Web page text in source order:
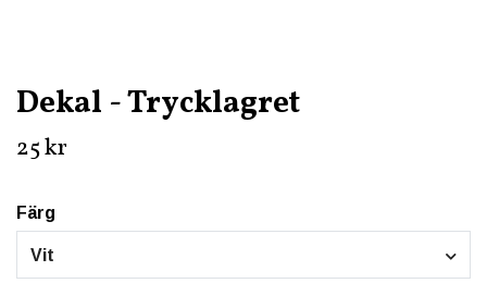
Dekal - Trycklagret
25 kr
Färg
Vit